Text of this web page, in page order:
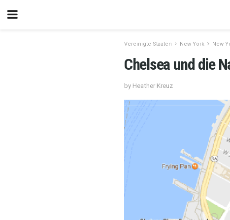
Vereinigte Staaten New York New
Chelsea und die
by Heather Kreuz